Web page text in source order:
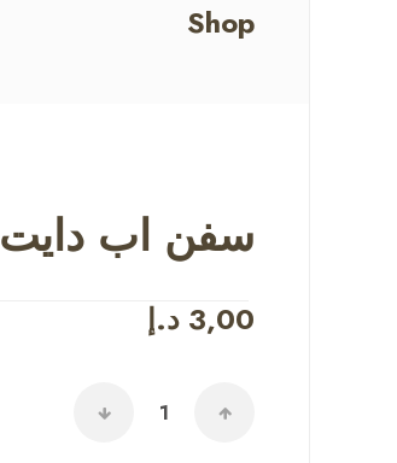
Shop
سفن اب دايت
3,00 د.إ